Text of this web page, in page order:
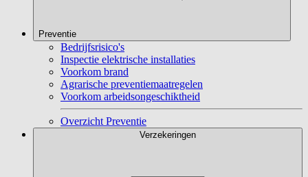
Preventie
Bedrijfsrisico's
Inspectie elektrische installaties
Voorkom brand
Agrarische preventiemaatregelen
Voorkom arbeidsongeschiktheid
Overzicht Preventie
Verzekeringen